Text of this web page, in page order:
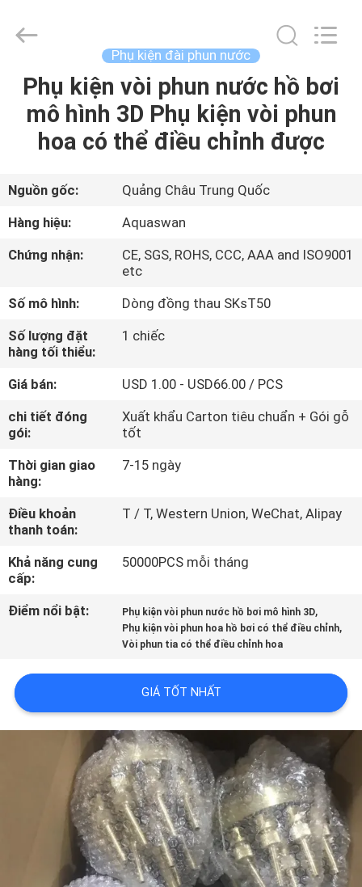
TRANG
CHỦ
SẢN
PHẨM
CHÚNG
TÔI
THAM
QUAN
NHÀ
MÁY
KIỂM
SOÁT
CHẤT
HỆ
CHÚNG
TÔI
aquaswan
water
Rights
Reserved.
Phụ kiện đài phun nước
Phụ kiện vòi phun nước hồ bơi
mô hình 3D Phụ kiện vòi phun
hoa có thể điều chỉnh được
Nguồn gốc:
Quảng Châu Trung Quốc
Hàng hiệu:
Aquaswan
Chứng nhận:
CE, SGS, ROHS, CCC, AAA and ISO9001
etc
Số mô hình:
Dòng đồng thau SKsT50
Số lượng đặt
hàng tối thiểu:
1 chiếc
Giá bán:
USD 1.00 - USD66.00 / PCS
chi tiết đóng
gói:
Xuất khẩu Carton tiêu chuẩn + Gói gỗ
tốt
Thời gian giao
hàng:
7-15 ngày
Điều khoản
thanh toán:
T / T, Western Union, WeChat, Alipay
Khả năng cung
cấp:
50000PCS mỗi tháng
Điểm nổi bật: Phụ kiện vòi phun nước hồ bơi mô hình 3D,
Phụ kiện vòi phun hoa hồ bơi có thể điều chỉnh,
Vòi phun tia có thể điều chỉnh hoa
GIÁ TỐT NHẤT